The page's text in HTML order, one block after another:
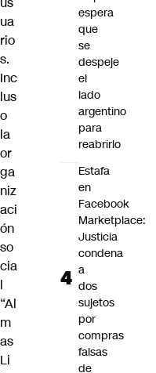
ua
rio
s.
Inc
lus
o
la
or
ga
niz
aci
ón
so
cia
l
“Al
m
as
Li
espera
que
se
despeje
el
lado
argentino
para
reabrirlo
Estafa
en
Facebook
Marketplace:
Justicia
condena
a
dos
sujetos
por
compras
falsas
de